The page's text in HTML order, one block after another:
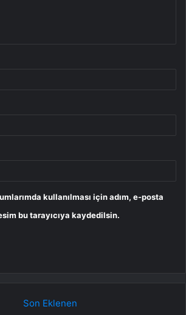
kullanılması için adım, e-posta
bu tarayıcıya kaydedilsin.
Son Eklenen